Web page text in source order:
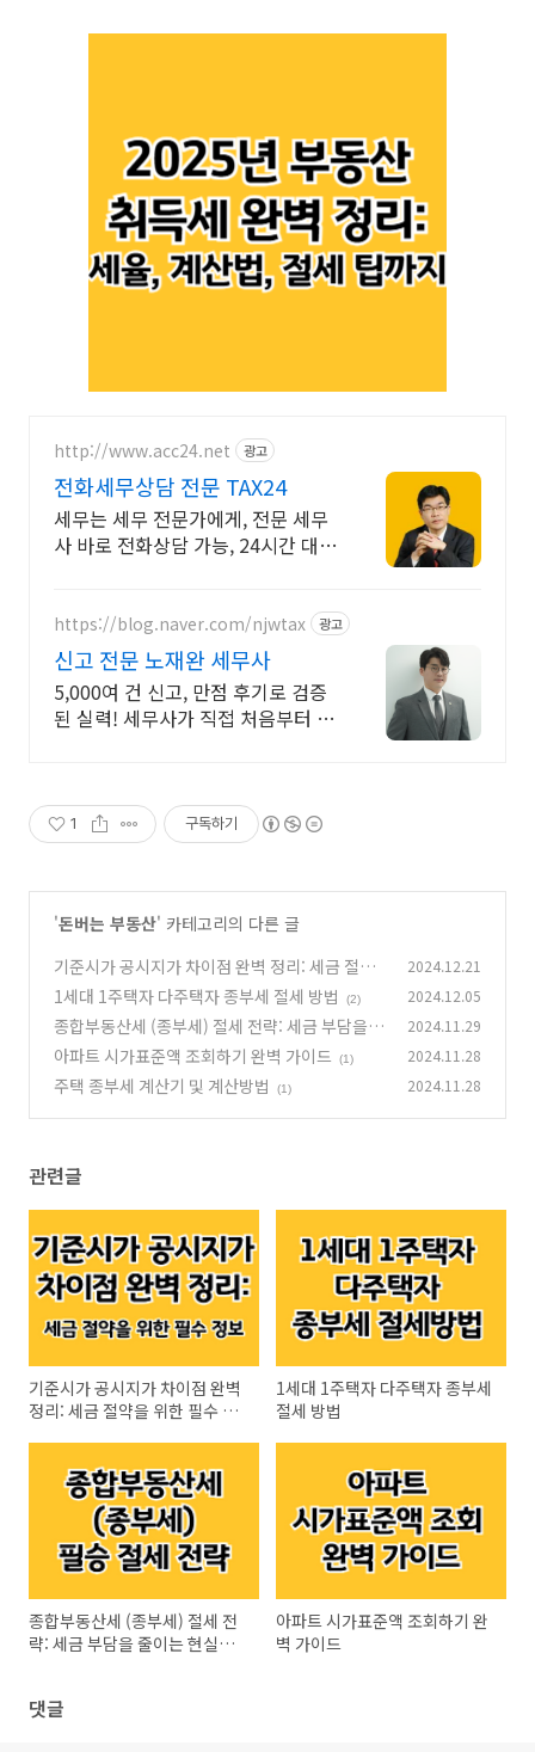
http://www.acc24.net 광고
전화세무상담 전문 TAX24
세무는 세무 전문가에게, 전문 세무
사 바로 전화상담 가능, 24시간 대기
https://blog.naver.com/njwtax 광고
신고 전문 노재완 세무사
5,000여 건 신고, 만점 후기로 검증
된 실력! 세무사가 직접 처음부터 끝
1 구독하기
'돈버는 부동산' 카테고리의 다른 글
기준시가 공시지가 차이점 완벽 정리: 세금 절약
을 위한 필수 정보 (3)
2024.12.21
1세대 1주택자 다주택자 종부세 절세 방법 (2) 2024.12.05
종합부동산세 (종부세) 절세 전략: 세금 부담을
줄이는 현실적인 방법
(2)
2024.11.29
아파트 시가표준액 조회하기 완벽 가이드 (1) 2024.11.28
주택 종부세 계산기 및 계산방법 (1) 2024.11.28
관련글
기준시가 공시지가 차이점 완벽
정리: 세금 절약을 위한 필수 정
1세대 1주택자 다주택자 종부세
절세 방법
종합부동산세 (종부세) 절세 전
략: 세금 부담을 줄이는 현실적
아파트 시가표준액 조회하기 완
벽 가이드
댓글